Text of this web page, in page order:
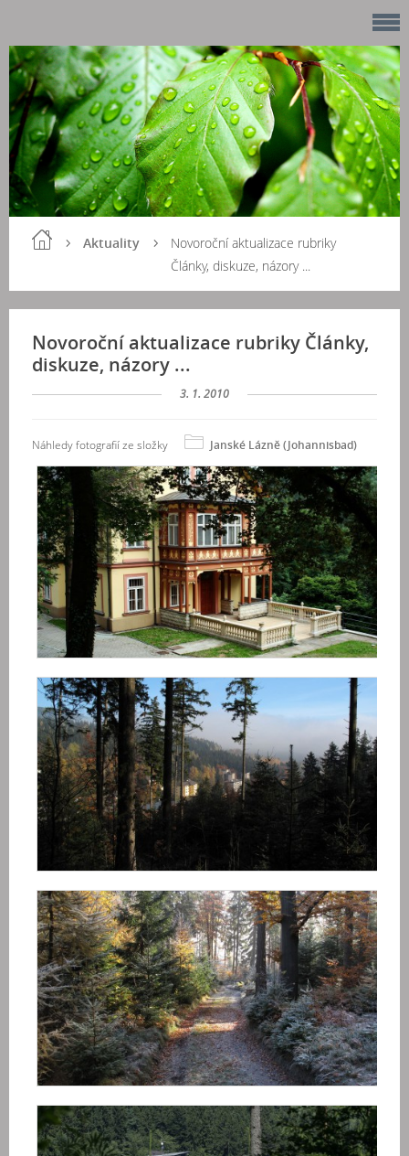
Aktuality
Novoroční aktualizace rubriky
Články, diskuze, názory ...
Novoroční aktualizace rubriky Články,
diskuze, názory ...
3. 1. 2010
Náhledy fotografií ze složky Janské Lázně (Johannisbad)